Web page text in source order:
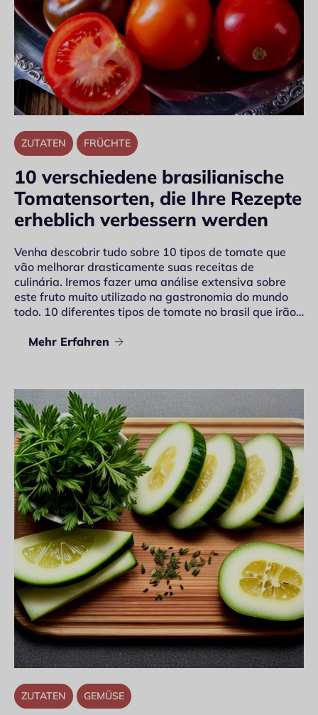
ZUTATEN FRÜCHTE
10 verschiedene brasilianische
Tomatensorten, die Ihre Rezepte
erheblich verbessern werden
Venha descobrir tudo sobre 10 tipos de tomate que
vão melhorar drasticamente suas receitas de
culinária. Iremos fazer uma análise extensiva sobre
este fruto muito utilizado na gastronomia do mundo
todo. 10 diferentes tipos de tomate no brasil que irão…
Mehr Erfahren
ZUTATEN GEMÜSE